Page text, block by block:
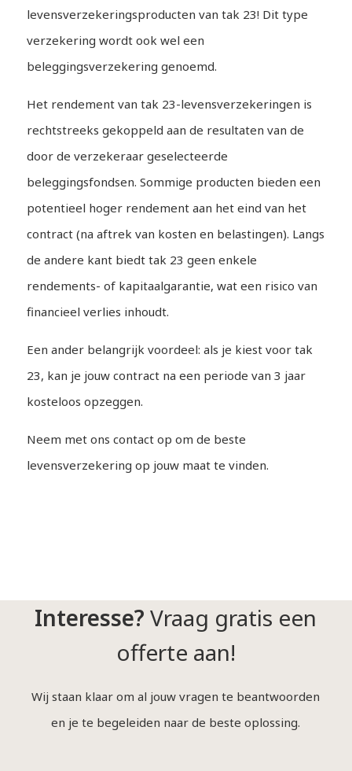
levensverzekeringsproducten van tak 23! Dit type
verzekering wordt ook wel een
beleggingsverzekering genoemd.
Het rendement van tak 23-levensverzekeringen is
rechtstreeks gekoppeld aan de resultaten van de
door de verzekeraar geselecteerde
beleggingsfondsen. Sommige producten bieden een
potentieel hoger rendement aan het eind van het
contract (na aftrek van kosten en belastingen). Langs
de andere kant biedt tak 23 geen enkele
rendements- of kapitaalgarantie, wat een risico van
financieel verlies inhoudt.
Een ander belangrijk voordeel: als je kiest voor tak
23, kan je jouw contract na een periode van 3 jaar
kosteloos opzeggen.
Neem met ons contact op om de beste
levensverzekering op jouw maat te vinden.
Interesse?Vraag gratis een
offerte aan!
Wij staan klaar om al jouw vragen te beantwoorden
en je te begeleiden naar de beste oplossing.